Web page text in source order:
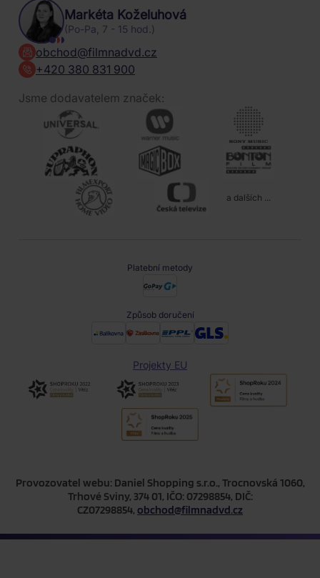
Markéta Koželuhová
(Po-Pa, 7 - 15 hod.)
obchod@filmnadvd.cz
+420 380 831 900
Jsme dodavatelem značek:
a dalších ...
Platební metody
Způsob doručení
Projekty EU
Provozovatel webu: Daniel Shopping s.r.o., Trocnovská 1060,
Trhové Sviny, 374 01, IČO: 07298854, DIČ:
CZ07298854, obchod@filmnadvd.cz